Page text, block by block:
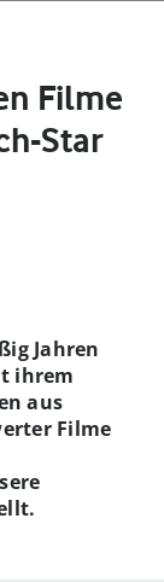
Filme
Star
Jahren
ihrem
aus
Filme